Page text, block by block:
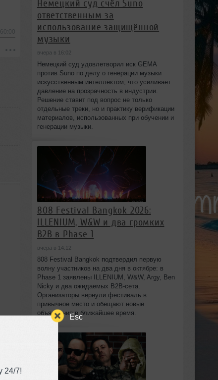
Esc
24/7!
-60:00
Немецкий суд счёл Suno
ответственным за
использование защищённой
музыки
вчера в 16:02
Немецкий суд удовлетворил иск GEMA
против Suno по делу о генерации музыки
искусственным интеллектом, что усиливает
давление на прозрачность в индустрии.
Решение ставит под вопрос не только
отдельные треки, но и практику верификации
материалов, использованных при обучении и
генерации музыки.
808 Festival Bangkok 2026:
ILLENIUM, W&W и два громких
B2B в Phase 1
вчера в 14:12
808 Festival Bangkok подтвердил первую
волну участников на два дня в октябре: в
Phase 1 заявлены ILLENIUM, W&W, Argy, Ben
Nicky и два ожидаемых B2B-сета.
Организаторы вернули фестиваль в
привычное место и обещают новые
объявления в ближайшее время.